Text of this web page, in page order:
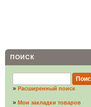
ПОИСК
» Расширенный поиск
» Мои закладки товаров